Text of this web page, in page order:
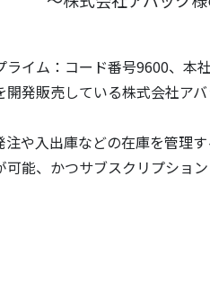
イム：コード番号9600、本
開発販売している株式会社ア
や入出庫などの在庫を管理
能、かつサブスクリプショ